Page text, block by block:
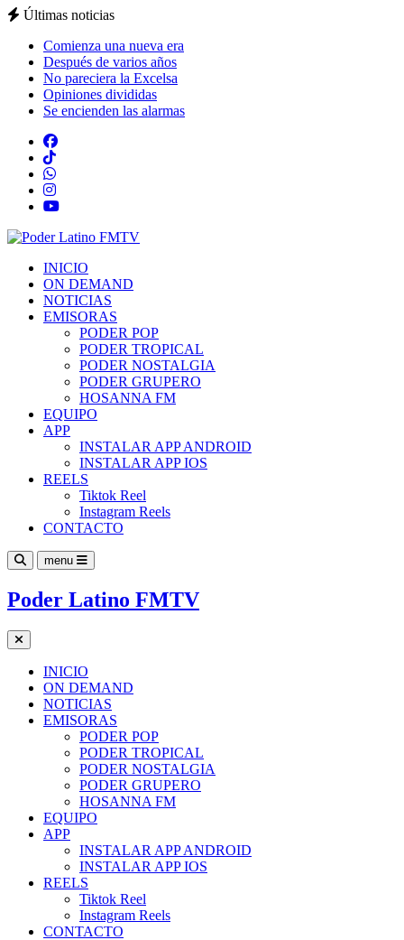
Últimas noticias
Comienza una nueva era
Después de varios años
No pareciera la Excelsa
Opiniones divididas
Se encienden las alarmas
INICIO
ON DEMAND
NOTICIAS
EMISORAS
PODER POP
PODER TROPICAL
PODER NOSTALGIA
PODER GRUPERO
HOSANNA FM
EQUIPO
APP
INSTALAR APP ANDROID
INSTALAR APP IOS
REELS
Tiktok Reel
Instagram Reels
CONTACTO
menu
Poder Latino FMTV
INICIO
ON DEMAND
NOTICIAS
EMISORAS
PODER POP
PODER TROPICAL
PODER NOSTALGIA
PODER GRUPERO
HOSANNA FM
EQUIPO
APP
INSTALAR APP ANDROID
INSTALAR APP IOS
REELS
Tiktok Reel
Instagram Reels
CONTACTO